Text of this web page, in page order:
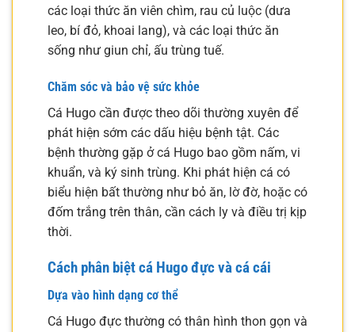
các loại thức ăn viên chìm, rau củ luộc (dưa
leo, bí đỏ, khoai lang), và các loại thức ăn
sống như giun chỉ, ấu trùng tuế.
Chăm sóc và bảo vệ sức khỏe
Cá Hugo cần được theo dõi thường xuyên để
phát hiện sớm các dấu hiệu bệnh tật. Các
bệnh thường gặp ở cá Hugo bao gồm nấm, vi
khuẩn, và ký sinh trùng. Khi phát hiện cá có
biểu hiện bất thường như bỏ ăn, lờ đờ, hoặc có
đốm trắng trên thân, cần cách ly và điều trị kịp
thời.
Cách phân biệt cá Hugo đực và cá cái
Dựa vào hình dạng cơ thể
Cá Hugo đực thường có thân hình thon gọn và